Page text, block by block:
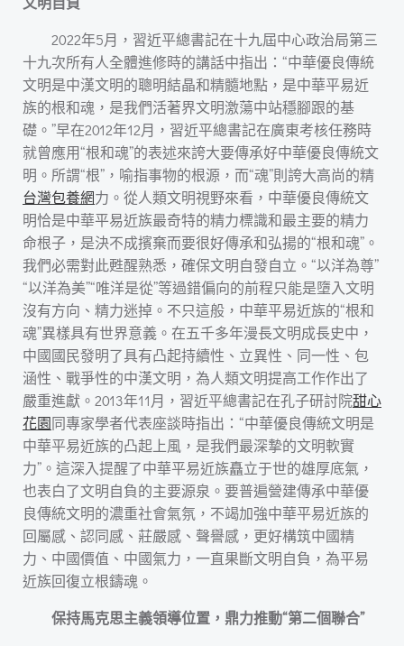
2022年5月，習近平總書記在十九屆中心政治局第三
十九次所有人全體進修時的講話中指出：“中華優良傳統
文明是中漢文明的聰明結晶和精髓地點，是中華平易近
族的根和魂，是我們活著界文明激蕩中站穩腳跟的基
礎。”早在2012年12月，習近平總書記在廣東考核任務時
就曾應用“根和魂”的表述來誇大要傳承好中華優良傳統文
明。所謂“根”，喻指事物的根源，而“魂”則誇大高尚的精
台灣包養網力。從人類文明視野來看，中華優良傳統文
明恰是中華平易近族最奇特的精力標識和最主要的精力
命根子，是決不成擯棄而要很好傳承和弘揚的“根和魂”。
我們必需對此甦醒熟悉，確保文明自發自立。“以洋為尊”
“以洋為美”“唯洋是從”等過錯偏向的前程只能是墮入文明
沒有方向、精力迷掉。不只這般，中華平易近族的“根和
魂”異樣具有世界意義。在五千多年漫長文明成長史中，
中國國民發明了具有凸起持續性、立異性、同一性、包
涵性、戰爭性的中漢文明，為人類文明提高工作作出了
嚴重進獻。2013年11月，習近平總書記在孔子研討院甜心
花園同專家學者代表座談時指出：“中華優良傳統文明是
中華平易近族的凸起上風，是我們最深摯的文明軟實
力”。這深入提醒了中華平易近族矗立于世的雄厚底氣，
也表白了文明自負的主要源泉。要普遍營建傳承中華優
良傳統文明的濃重社會氣氛，不竭加強中華平易近族的
回屬感、認同感、莊嚴感、聲譽感，更好構筑中國精
力、中國價值、中國氣力，一直果斷文明自負，為平易
近族回復立根鑄魂。
保持馬克思主義領導位置，鼎力推動“第二個聯合”